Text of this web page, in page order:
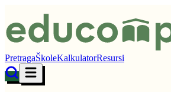
PretragaŠkoleKalkulatorResursi